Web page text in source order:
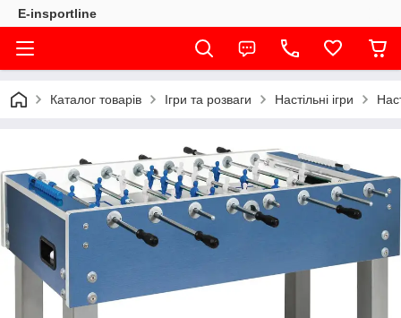
E-insportline
Каталог товарів Ігри та розваги Настільні ігри